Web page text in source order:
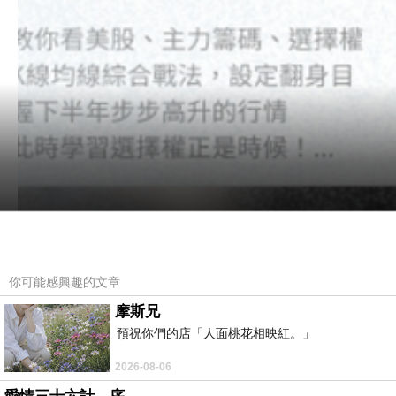
你可能感興趣的文章
摩斯兄
預祝你們的店「人面桃花相映紅。」
2026-08-06